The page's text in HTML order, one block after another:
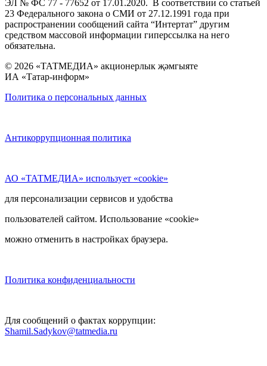
ЭЛ № ФС 77 - 77652 от 17.01.2020. В соответствии со статьей
23 Федерального закона о СМИ от 27.12.1991 года при
распространении сообщений сайта “Интертат” другим
средством массовой информации гиперссылка на него
обязательна.
© 2026 «ТАТМЕДИА» акционерлык җәмгыяте
ИА «Татар-информ»
Политика о персональных данных
Антикоррупционная политика
АО «ТАТМЕДИА» использует «cookie»
для персонализации сервисов и удобства
пользователей сайтом. Использование «cookie»
можно отменить в настройках браузера.
Политика конфиденциальности
Для сообщений о фактах коррупции:
Shamil.Sadykov@tatmedia.ru